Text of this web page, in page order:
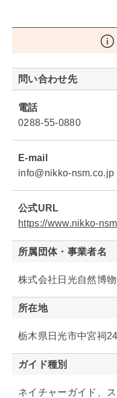
問い合わせ先
電話
0288-55-0880
E-mail
info@nikko-nsm.co.jp
公式URL
https://www.nikko-
所属団体・事業者名
株式会社日光自然博
所在地
栃木県日光市中宮祠
ガイド種別
ネイチャーガイド、